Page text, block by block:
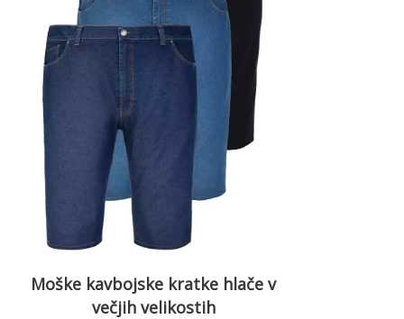
Moške kavbojske kratke hlače v
večjih velikostih